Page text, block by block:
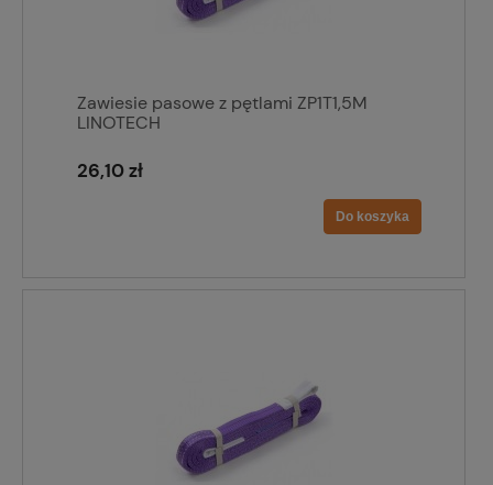
Zawiesie pasowe z pętlami ZP1T1,5M
LINOTECH
26,10 zł
Do koszyka